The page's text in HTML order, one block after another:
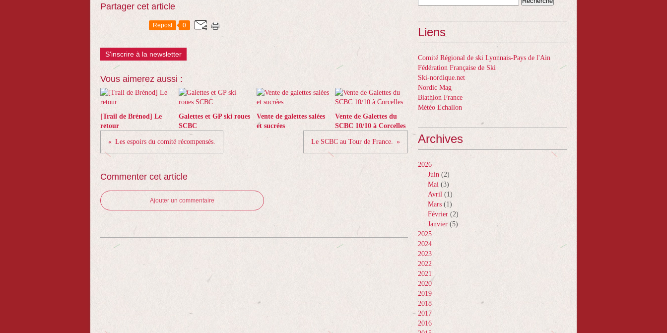
Partager cet article
Repost 0
S'inscrire à la newsletter
Vous aimerez aussi :
[Trail de Brénod] Le
retour
Galettes et GP ski roues
SCBC
Vente de galettes salées
et sucrées
Vente de Galettes du
SCBC 10/10 à Corcelles
Les espoirs du comité récompensés. Le SCBC au Tour de France.
Commenter cet article
Ajouter un commentaire
Liens
Comité Régional de ski Lyonnais-Pays de l'Ain
Fédération Française de Ski
Ski-nordique.net
Nordic Mag
Biathlon France
Météo Echallon
Archives
2026
Juin (2)
Mai (3)
Avril (1)
Mars (1)
Février (2)
Janvier (5)
2025
2024
2023
2022
2021
2020
2019
2018
2017
2016